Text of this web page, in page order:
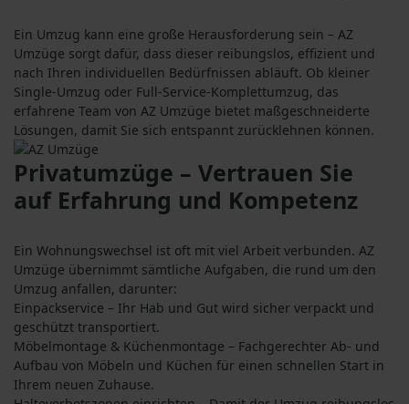
Ein Umzug kann eine große Herausforderung sein – AZ
Umzüge sorgt dafür, dass dieser reibungslos, effizient und
nach Ihren individuellen Bedürfnissen abläuft. Ob kleiner
Single-Umzug oder Full-Service-Komplettumzug, das
erfahrene Team von AZ Umzüge bietet maßgeschneiderte
Lösungen, damit Sie sich entspannt zurücklehnen können.
Privatumzüge – Vertrauen Sie
auf Erfahrung und Kompetenz
Ein Wohnungswechsel ist oft mit viel Arbeit verbunden. AZ
Umzüge übernimmt sämtliche Aufgaben, die rund um den
Umzug anfallen, darunter:
Einpackservice – Ihr Hab und Gut wird sicher verpackt und
geschützt transportiert.
Möbelmontage & Küchenmontage – Fachgerechter Ab- und
Aufbau von Möbeln und Küchen für einen schnellen Start in
Ihrem neuen Zuhause.